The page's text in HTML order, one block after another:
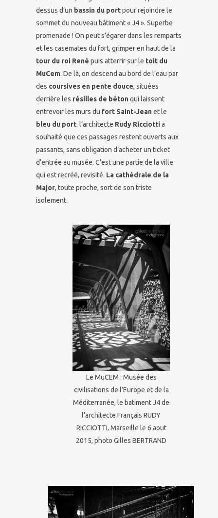
dessus d’un bassin du portpour rejoindre le
sommet du nouveau bâtiment « J4 ». Superbe
promenade ! On peut s’égarer dans les remparts
et les casemates du fort, grimper en haut de la
tour du roi René puis atterrir sur le toit du
MuCem. De là, on descend au bord de l’eau par
des coursives en pente douce, situées
derrière les résilles de béton qui laissent
entrevoir les murs du fort Saint-Jean et le
bleu du port. l’architecte Rudy Ricciotti a
souhaité que ces passages restent ouverts aux
passants, sans obligation d’acheter un ticket
d’entrée au musée. C’est une partie de la ville
qui est recréé, revisité. La cathédrale de la
Major, toute proche, sort de son triste
isolement.
Le MuCEM : Musée des
civilisations de l’Europe et de la
Méditerranée, le batiment J4 de
l’architecte Français RUDY
RICCIOTTI, Marseille le 6 aout
2015, photo Gilles BERTRAND